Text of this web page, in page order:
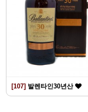
[107] 발렌타인30년산